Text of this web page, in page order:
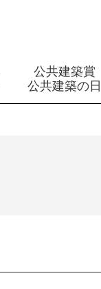
公共建築賞
公共建築の日